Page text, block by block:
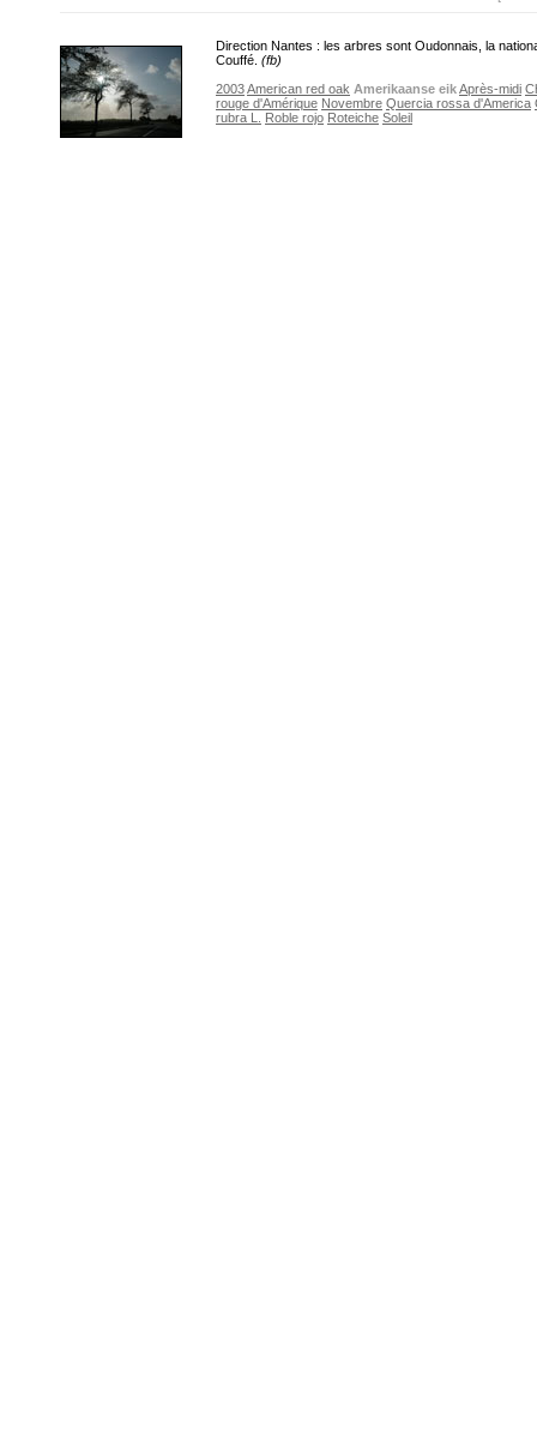
Direction Nantes : les arbres sont Oudonnais, la
Couffé. (fb)
2003American red oak Amerikaanse eikAprès-midi
rouge d'Amérique Novembre Quercia rossa d'America
rubra L.
Roble rojo Roteiche Soleil